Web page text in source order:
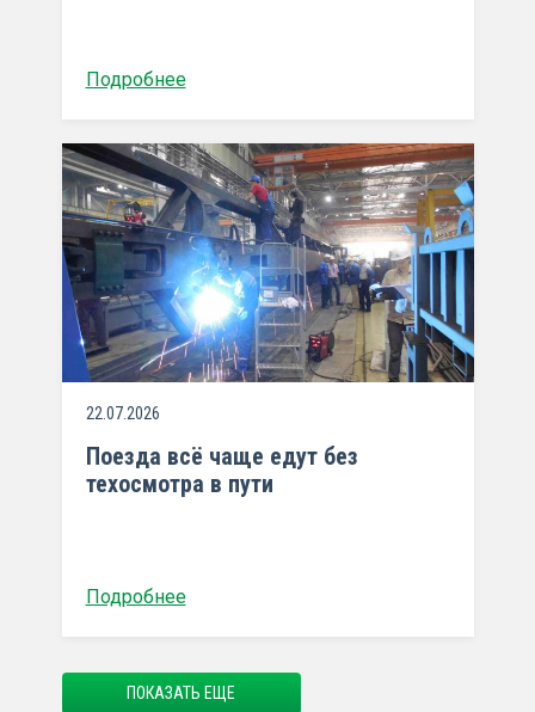
Подробнее
22.07.2026
Поезда всё чаще едут без
техосмотра в пути
Подробнее
ПОКАЗАТЬ ЕЩЕ